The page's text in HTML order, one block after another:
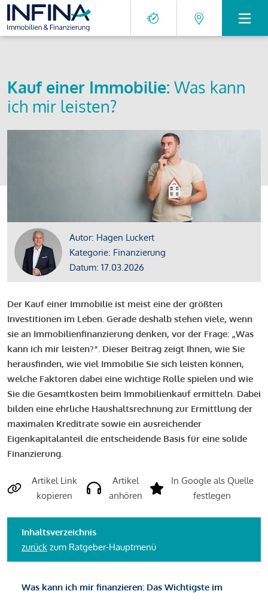
Kauf einer Immobilie: Was kann
ich mir leisten?
Autor: Hagen Luckert
Kategorie: Finanzierung
Datum: 17.03.2026
Der Kauf einer Immobilie ist meist eine der größten
Investitionen im Leben. Gerade deshalb stehen viele, wenn
sie an Immobilienfinanzierung denken, vor der Frage: „Was
kann ich mir leisten?“. Dieser Beitrag zeigt Ihnen, wie Sie
herausfinden, wie viel Immobilie Sie sich leisten können,
welche Faktoren dabei eine wichtige Rolle spielen und wie
Sie die Gesamtkosten beim Immobilienkauf ermitteln. Dabei
bilden eine ehrliche Haushaltsrechnung zur Ermittlung der
maximalen Kreditrate sowie ein ausreichender
Eigenkapitalanteil die entscheidende Basis für eine solide
Finanzierung.
Artikel Link
kopieren
Artikel
anhören
In Google als Quelle
festlegen
Inhaltsverzeichnis
zurück zum Ratgeber-Hauptmenü
Was kann ich mir finanzieren: Das Wichtigste im